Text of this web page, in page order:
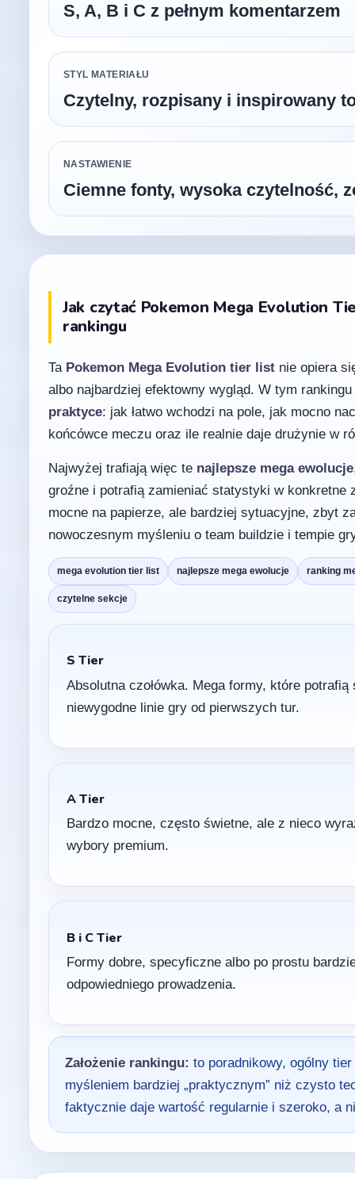
S, A, B i C z pełnym komentarzem
STYL MATERIAŁU
Czytelny, rozpisany i inspirowany
NASTAWIENIE
Ciemne fonty, wysoka czytelność,
Jak czytać Pokemon Mega Evolution
rankingu
Ta Pokemon Mega Evolution tier list nie opiera
albo najbardziej efektowny wygląd. W tym
praktyce: jak łatwo wchodzi na pole, jak mocno
końcówce meczu oraz ile realnie daje drużynie w
Najwyżej trafiają więc te najlepsze mega ewolucje
groźne i potrafią zamieniać statystyki w konkretne
mocne na papierze, ale bardziej sytuacyjne, zbyt
nowoczesnym myśleniu o team buildzie i tempie
mega evolution tier list najlepsze mega ewolucje ranking
czytelne sekcje
S Tier
Absolutna czołówka. Mega formy, które
niewygodne linie gry od pierwszych tur.
A Tier
Bardzo mocne, często świetne, ale z nieco
wybory premium.
B i C Tier
Formy dobre, specyficzne albo po prostu
odpowiedniego prowadzenia.
Założenie rankingu: to poradnikowy, ogólny
myśleniem bardziej „praktycznym” niż czysto
faktycznie daje wartość regularnie i szeroko, a